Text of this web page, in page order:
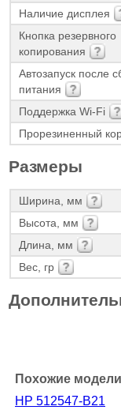
Наличие дисплея
Кнопка резервного
копирования
Автозапуск после
питания
Поддержка Wi-Fi
Прорезиненный
Размеры
Ширина, мм
Высота, мм
Длина, мм
Вес, гр
Похожие
HP 512547-B21